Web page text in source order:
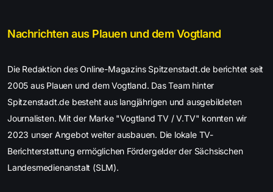
Nachrichten aus Plauen und dem Vogtland
Die Redaktion des Online-Magazins Spitzenstadt.de berichtet seit
2005 aus Plauen und dem Vogtland. Das Team hinter
Spitzenstadt.de besteht aus langjährigen und ausgebildeten
Journalisten. Mit der Marke "Vogtland TV / V.TV" konnten wir
2023 unser Angebot weiter ausbauen. Die lokale TV-
Berichterstattung ermöglichen Fördergelder der Sächsischen
Landesmedienanstalt (SLM).